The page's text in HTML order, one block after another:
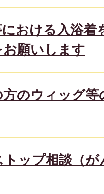
おける入浴着
願いします
のウィッグ等
ップ相談（が